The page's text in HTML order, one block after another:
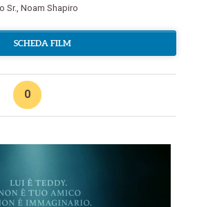
Sr. Noam Shapiro
SCHEDA FILM
0